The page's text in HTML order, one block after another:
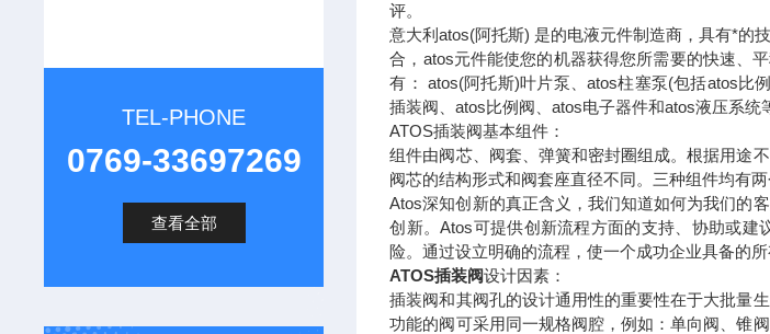
TEL-PHONE
0769-33697269
查看全部
评。
意大利atos(阿托斯) 是的电液元件制造商，具有*的
合，atos元件能使您的机器获得您所需要的快速、
有： atos(阿托斯)叶片泵、atos柱塞泵(包括atos比
插装阀、atos比例阀、atos电子器件和atos液压系统
ATOS插装阀基本组件：
组件由阀芯、阀套、弹簧和密封圈组成。根据用途
阀芯的结构形式和阀套座直径不同。三种组件均有
Atos深知创新的真正含义，我们知道如何为我们的
创新。Atos可提供创新流程方面的支持、协助或
险。通过设立明确的流程，使一个成功企业具备的
ATOS插装阀设计因素：
插装阀和其阀孔的设计通用性的重要性在于大批量
功能的阀可采用同一规格阀腔，例如：单向阀、锥